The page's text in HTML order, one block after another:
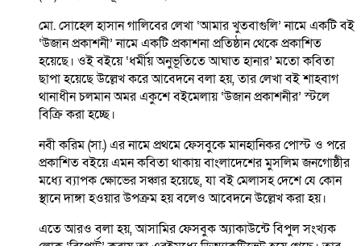
মো. সোহেল হাসান গালিবের লেখা ‘আমার খুতবাগুলি’ নামে একটি বই
‘উজান প্রকাশনী’ নামে একটি প্রকাশনা প্রতিষ্ঠান থেকে প্রকাশিত
হয়েছে। ওই বইয়ে ‘ধর্মীয় অনুভূতিতে আঘাত হানার’ মতো কবিতা
ছাপা হয়েছে উল্লেখ করে আবেদনে বলা হয়, তার লেখা বই শাহবাগ
থানাধীন চলমান অমর একুশে বইমেলায় ‘উজান প্রকাশনীর’ স্টলে
বিক্রি করা হচ্ছে।
নবী করিম (সা.) এর নামে প্রথমে ফেসবুকে মানহানিকর পোস্ট ও পরে
প্রকাশিত বইয়ে এমন কবিতা থাকায় বাংলাদেশের মুসলিম জনগোষ্ঠীর
মধ্যে ব্যাপক ক্ষোভের সঞ্চার হয়েছে, যা বই মেলাসহ দেশে যে কোন
স্থানে দাঙ্গা হওয়ার উপক্রম হয় বলেও আবেদনে উল্লেখ করা হয়।
এতে আরও বলা হয়, আসামির ফেসবুক অ্যাকাউন্টে বিপুল সংখ্যক